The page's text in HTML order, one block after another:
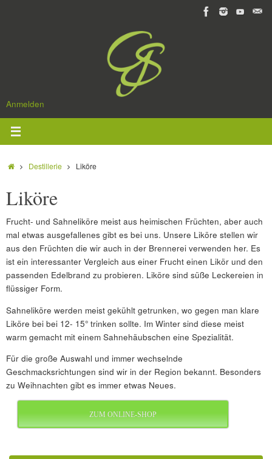
Anmelden
StartDestillerie Liköre
Liköre
Frucht- und Sahneliköre meist aus heimischen Früchten, aber auch
mal etwas ausgefallenes gibt es bei uns. Unsere Liköre stellen wir
aus den Früchten die wir auch in der Brennerei verwenden her. Es
ist ein interessanter Vergleich aus einer Frucht einen Likör und den
passenden Edelbrand zu probieren. Liköre sind süße Leckereien in
flüssiger Form.
Sahneliköre werden meist gekühlt getrunken, wo gegen man klare
Liköre bei bei 12- 15° trinken sollte. Im Winter sind diese meist
warm gemacht mit einem Sahnehäubschen eine Spezialität.
Für die große Auswahl und immer wechselnde
Geschmacksrichtungen sind wir in der Region bekannt. Besonders
zu Weihnachten gibt es immer etwas Neues.
ZUM ONLINE-SHOP